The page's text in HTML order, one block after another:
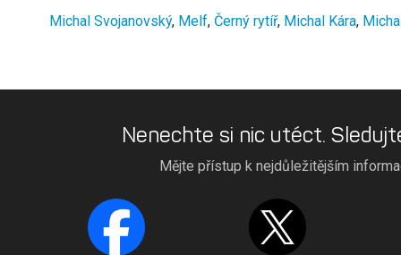
Michal Svojanovský, Melf, Černý rytíř, Michal Kára,
Nenechte si nic utéct.
Mějte přístup k nejdůležitějším